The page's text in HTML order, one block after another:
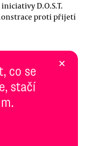
D.O.S.T.
proti přijetí
co se
stačí
×